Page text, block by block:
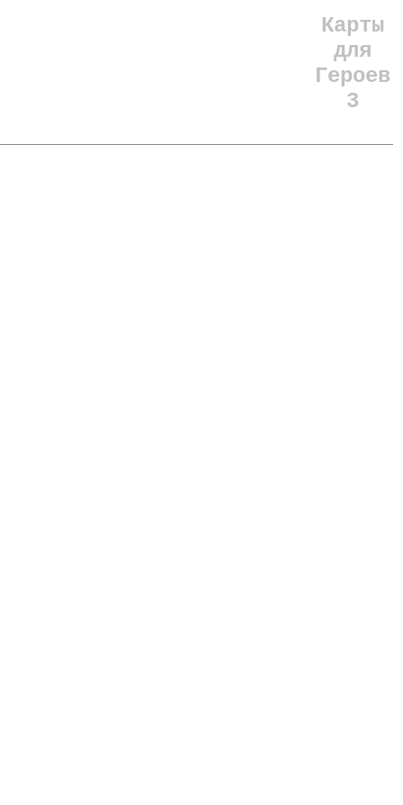
Карты
для
Героев
3